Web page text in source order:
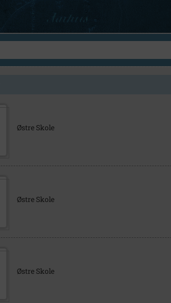
Østre Skole
Østre Skole
Østre Skole